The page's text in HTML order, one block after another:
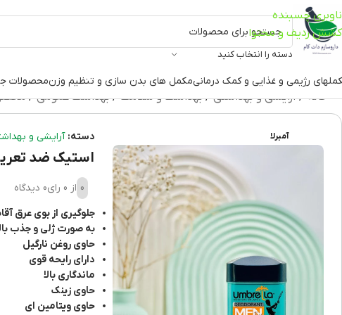
ناوبری چسبنده
کشش ردیف و محتوا
دسته را انتخاب کنید
رژیمی و غذایی و کمک درمانیمکمل های بدن سازی و تنظیم وزنمحصولات
خانه آرایشی و بهداشتی بهداشت و سلامت بهداشت عمومی
آمبرلا دسته: آرایشی و
استیک ضد تعریق
0 از 0 رای
0 دیدگاه
جلوگیری از بوی عرق
به صورت ژلی و جذب
حاوی روغن نارگیل
دارای رایحه قوی
ماندگاری بالا
حاوی زینک
حاوی ویتامین ای